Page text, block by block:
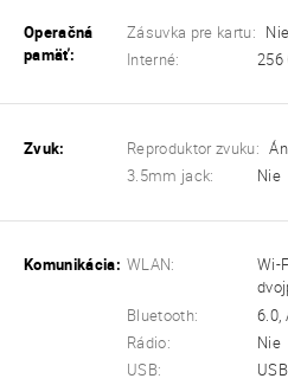
Operačná
pamäť:
Zásuvka pre kartu:
Nie
Interné:
256
Zvuk: Reproduktor zvuku:
3.5mm jack:
Nie
Komunikácia: WLAN:
Wi-
Bluetooth:
6.0,
Rádio:
Nie
USB: